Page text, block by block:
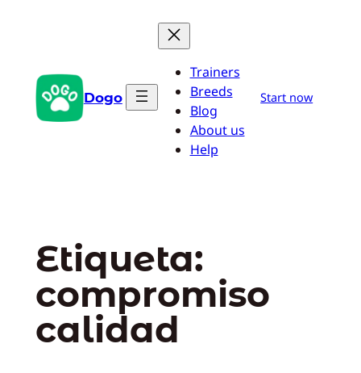
Dogo
Trainers
Breeds
Blog
About us
Help
Start now
Etiqueta:
compromiso
calidad